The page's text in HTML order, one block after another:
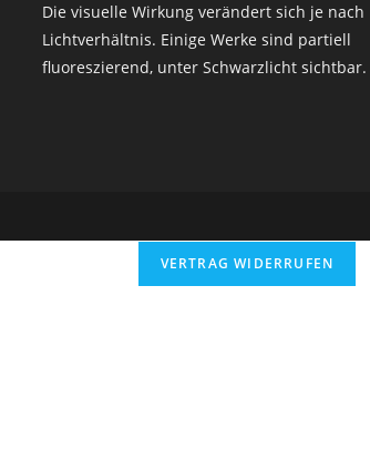
Die visuelle Wirkung verändert sich je nach
Lichtverhältnis. Einige Werke sind partiell
fluoreszierend, unter Schwarzlicht sichtbar.
VERTRAG WIDERRUFEN